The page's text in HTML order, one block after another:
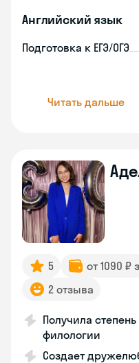
Английский язык
Подготовка к ЕГЭ/ОГЭ
Читать дальше
5 от 1090 ₽
2 отзыва
Получила
филологии
Создает